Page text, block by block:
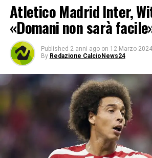
Atletico Madrid Inter,
«Domani non sarà
Published 2 anni ago on 12 Marzo 2024
By Redazione CalcioNews24